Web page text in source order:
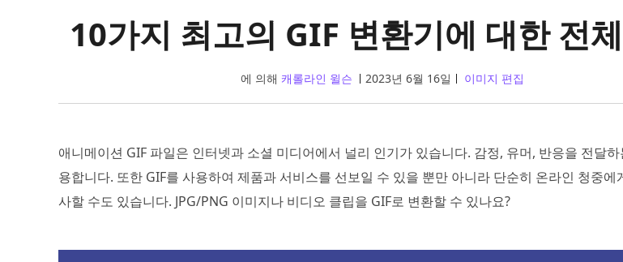
10가지 최고의 GIF 변환기에 대한 전
에 의해 캐롤라인 윌슨 2023년 6월 16일 이미지 편집
애니메이션 GIF 파일은 인터넷과 소셜 미디어에서 널리 인기가 있습니다. 감정, 유머, 반응을 전달
용합니다. 또한 GIF를 사용하여 제품과 서비스를 선보일 수 있을 뿐만 아니라 단순히 온라인 청중에
사할 수도 있습니다. JPG/PNG 이미지나 비디오 클립을 GIF로 변환할 수 있나요?